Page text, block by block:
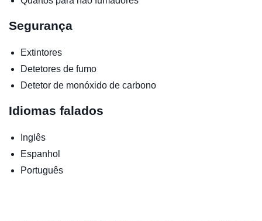
Segurança
Extintores
Detetores de fumo
Detetor de monóxido de carbono
Idiomas falados
Inglês
Espanhol
Português